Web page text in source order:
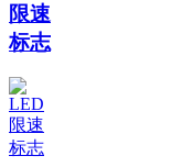
限速
标志